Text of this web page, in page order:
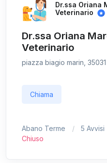
Dr.ssa Oriana
Veterinario
Dr.ssa Oriana
Veterinario
piazza biagio marin,
Chiama
Abano Terme 5 Avvisi
Chiuso